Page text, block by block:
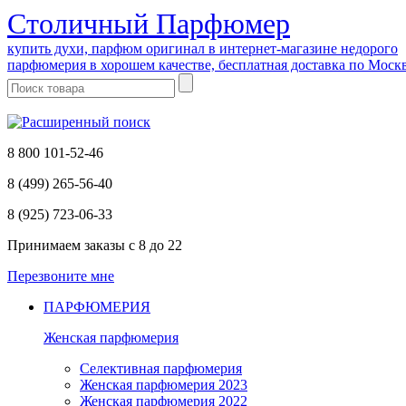
Cтоличный Парфюмер
купить духи, парфюм оригинал в интернет-магазине недорого
парфюмерия в хорошем качестве, бесплатная доставка по
8 800 101-52-46
8 (499) 265-56-40
8 (925) 723-06-33
Принимаем заказы с 8 до 22
Перезвоните мне
ПАРФЮМЕРИЯ
Женская парфюмерия
Селективная парфюмерия
Женская парфюмерия 2023
Женская парфюмерия 2022